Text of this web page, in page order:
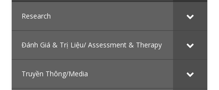
Research
Đánh Giá & Trị Liệu/ Assessment & Therapy
Truyền Thông/Media